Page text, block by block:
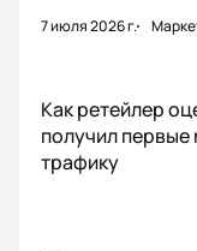
7 июля 2026 г.
Как ретейлер
получил первые
трафику